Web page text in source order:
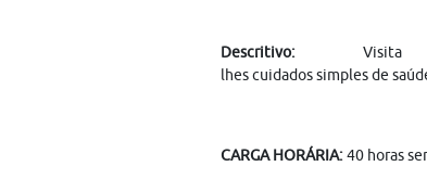
Descritivo:Visita
lhes cuidados simples de
CARGA HORÁRIA:40 horas